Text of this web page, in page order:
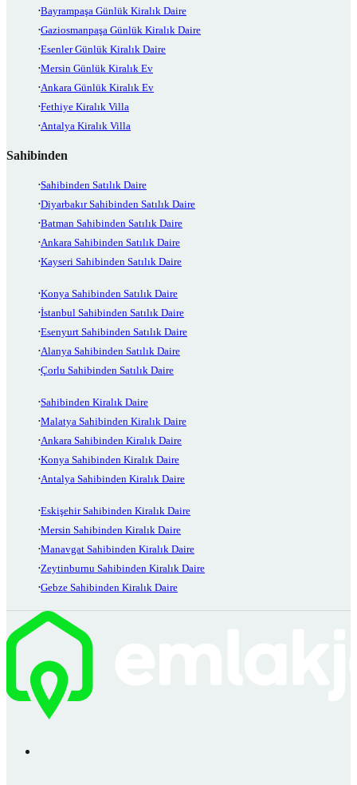
Bayrampaşa Günlük Kiralık Daire
Gaziosmanpaşa Günlük Kiralık Daire
Esenler Günlük Kiralık Daire
Mersin Günlük Kiralık Ev
Ankara Günlük Kiralık Ev
Fethiye Kiralık Villa
Antalya Kiralık Villa
Sahibinden
Sahibinden Satılık Daire
Diyarbakır Sahibinden Satılık Daire
Batman Sahibinden Satılık Daire
Ankara Sahibinden Satılık Daire
Kayseri Sahibinden Satılık Daire
Konya Sahibinden Satılık Daire
İstanbul Sahibinden Satılık Daire
Esenyurt Sahibinden Satılık Daire
Alanya Sahibinden Satılık Daire
Çorlu Sahibinden Satılık Daire
Sahibinden Kiralık Daire
Malatya Sahibinden Kiralık Daire
Ankara Sahibinden Kiralık Daire
Konya Sahibinden Kiralık Daire
Antalya Sahibinden Kiralık Daire
Eskişehir Sahibinden Kiralık Daire
Mersin Sahibinden Kiralık Daire
Manavgat Sahibinden Kiralık Daire
Zeytinburnu Sahibinden Kiralık Daire
Gebze Sahibinden Kiralık Daire